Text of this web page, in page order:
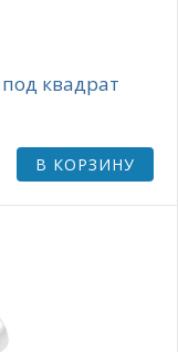
квадрат
В КОРЗИНУ